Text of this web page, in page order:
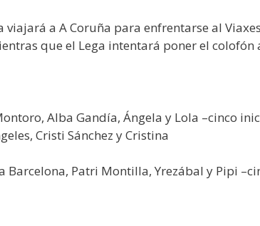
viajará a A Coruña para enfrentarse al
que el Lega intentará poner el
Alba Gandía, Ángela y Lola –cinco
Cristi Sánchez y Cristina
Barcelona, Patri Montilla, Yrezábal y Pipi